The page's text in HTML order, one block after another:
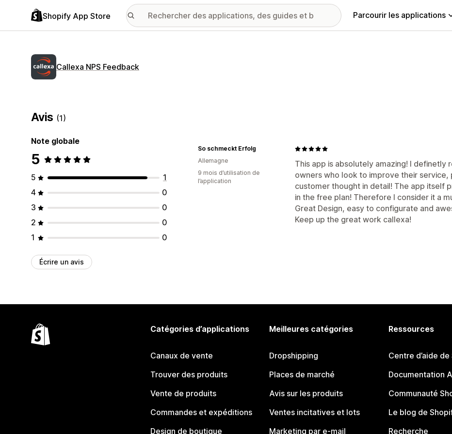
Shopify App Store Parcourir les applications
Callexa NPS Feedback
Avis (1)
Note globale
5
5
1
4
0
3
0
2
0
1
0
Écrire un avis
This app is absolutely amazing! I definetly
owners who look to improve their
customer thought in detail! The app itself
in the free plan! Therefore I consider it a
Great Design, easy to configurate and
Keep up the great work callexa!
So schmeckt Erfolg
Allemagne
9 mois d’utilisation de
l’application
Catégories d’applications
Canaux de vente
Trouver des produits
Vente de produits
Commandes et expéditions
Design de boutique
Meilleures catégories
Dropshipping
Places de marché
Avis sur les produits
Ventes incitatives et lots
Marketing par e-mail
Ressources
Centre d’aide
Documentation
Communauté
Le blog de
Recherche